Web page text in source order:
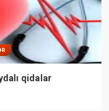
qidalar